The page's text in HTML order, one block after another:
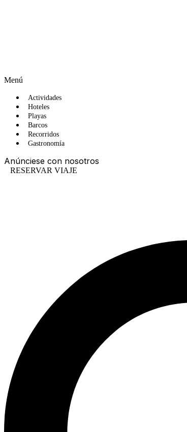
Menú
Actividades
Hoteles
Playas
Barcos
Recorridos
Gastronomía
Anúnciese con nosotros
RESERVAR VIAJE